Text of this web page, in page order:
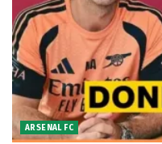
ARSENAL FC